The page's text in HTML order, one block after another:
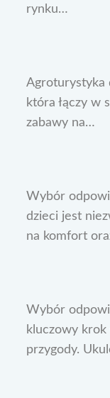
rynku…
Agroturystyka
która łączy w
zabawy na…
Wybór
dzieci jest
na komfort
Wybór
kluczowy
przygody.